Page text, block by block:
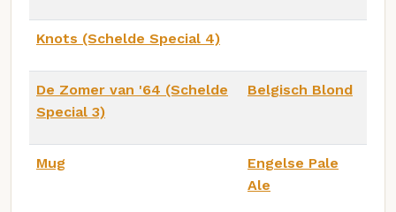
Knots (Schelde Special 4)
De Zomer van '64 (Schelde
Special 3)
Belgisch Blond
Mug
Engelse Pale
Ale